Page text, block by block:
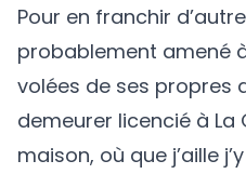
Pour en franchir
probablement amené
volées de ses propres
demeurer licencié à La
maison, où que j’aille